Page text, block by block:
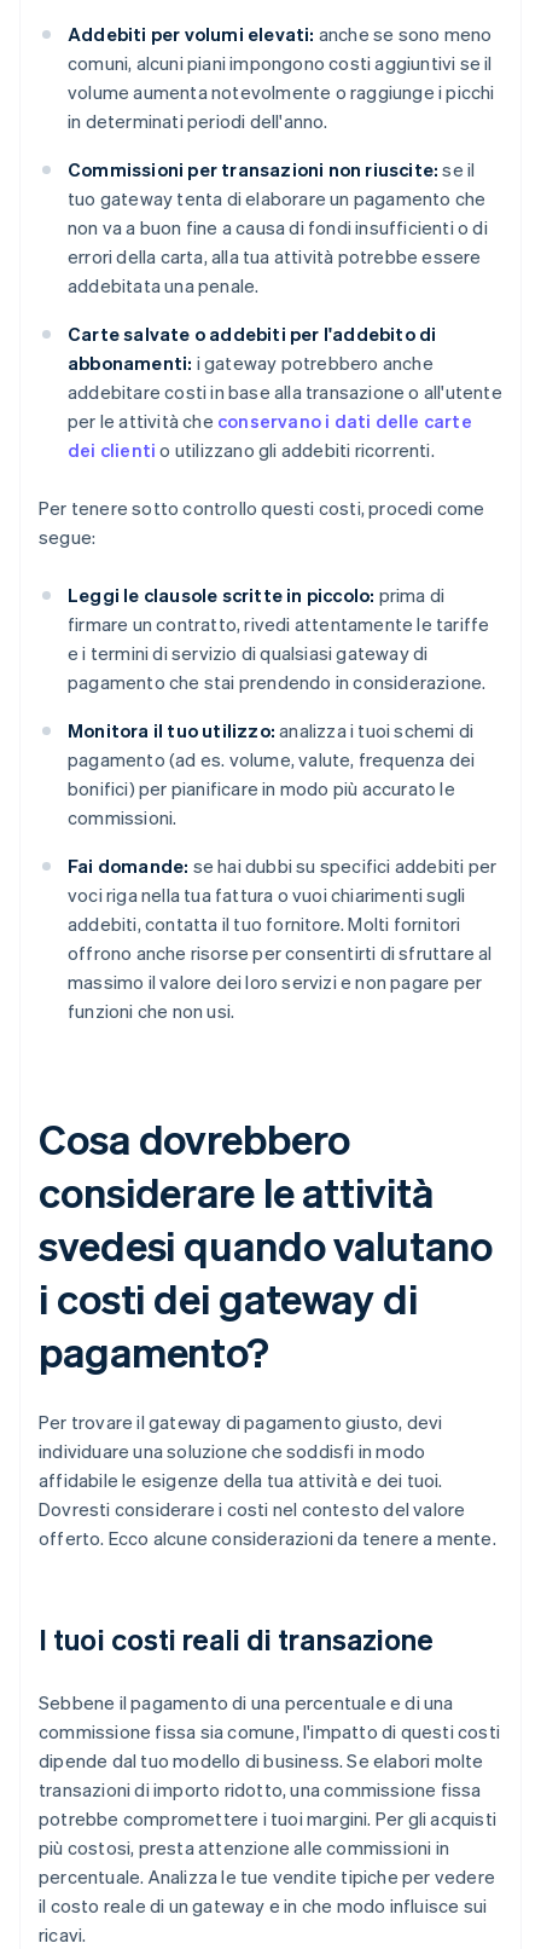
Addebiti per volumi elevati: anche se sono meno
comuni, alcuni piani impongono costi aggiuntivi se il
volume aumenta notevolmente o raggiunge i picchi
in determinati periodi dell'anno.
Commissioni per transazioni non riuscite: se il
tuo gateway tenta di elaborare un pagamento che
non va a buon fine a causa di fondi insufficienti o di
errori della carta, alla tua attività potrebbe essere
addebitata una penale.
Carte salvate o addebiti per l'addebito di
abbonamenti: i gateway potrebbero anche
addebitare costi in base alla transazione o all'utente
per le attività che conservano i dati delle carte
dei clienti o utilizzano gli addebiti ricorrenti.
Per tenere sotto controllo questi costi, procedi come
segue:
Leggi le clausole scritte in piccolo: prima di
firmare un contratto, rivedi attentamente le tariffe
e i termini di servizio di qualsiasi gateway di
pagamento che stai prendendo in considerazione.
Monitora il tuo utilizzo: analizza i tuoi schemi di
pagamento (ad es. volume, valute, frequenza dei
bonifici) per pianificare in modo più accurato le
commissioni.
Fai domande: se hai dubbi su specifici addebiti per
voci riga nella tua fattura o vuoi chiarimenti sugli
addebiti, contatta il tuo fornitore. Molti fornitori
offrono anche risorse per consentirti di sfruttare al
massimo il valore dei loro servizi e non pagare per
funzioni che non usi.
Cosa dovrebbero
considerare le attività
svedesi quando valutano
i costi dei gateway di
pagamento?
Per trovare il gateway di pagamento giusto, devi
individuare una soluzione che soddisfi in modo
affidabile le esigenze della tua attività e dei tuoi.
Dovresti considerare i costi nel contesto del valore
offerto. Ecco alcune considerazioni da tenere a mente.
I tuoi costi reali di transazione
Sebbene il pagamento di una percentuale e di una
commissione fissa sia comune, l'impatto di questi costi
dipende dal tuo modello di business. Se elabori molte
transazioni di importo ridotto, una commissione fissa
potrebbe compromettere i tuoi margini. Per gli acquisti
più costosi, presta attenzione alle commissioni in
percentuale. Analizza le tue vendite tipiche per vedere
il costo reale di un gateway e in che modo influisce sui
ricavi.